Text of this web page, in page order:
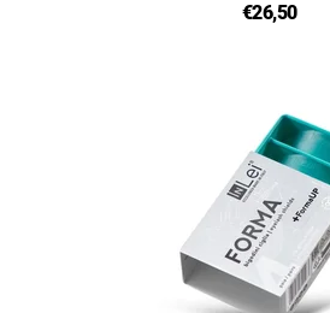
€26,50